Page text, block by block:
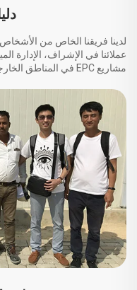
لدينا فريقنا الخاص من
عملائنا في الإشراف، الإدارة
مشاريع EPC في المناطق الخارجية.